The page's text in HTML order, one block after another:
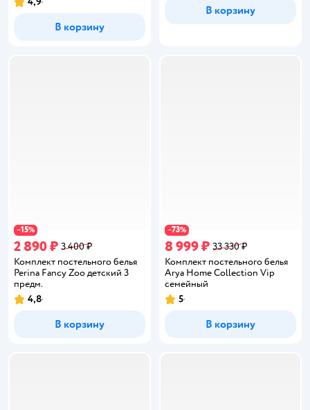
Рейтинг:
В корзину
В корзину
−15%
2 890 ₽ 3 400 ₽
Комплект постельного белья
Perina Fancy Zoo детский 3
предм.
Рейтинг:
4,8
В корзину
−73%
8 999 ₽ 33 330 ₽
Комплект постельного белья
Arya Home Collection Vip
семейный
Рейтинг:
5
В корзину